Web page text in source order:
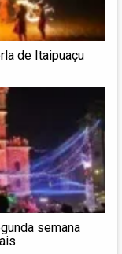
de Itaipuaçu
semana